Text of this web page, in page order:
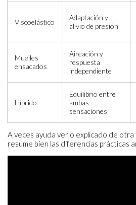
Viscoelástico
Adaptación y
alivio de presión
Muelles
ensacados
Aireación y
respuesta
independiente
Híbrido
Equilibrio entre
ambas
sensaciones
A veces ayuda verlo explicado de
resume bien las diferencias prácticas